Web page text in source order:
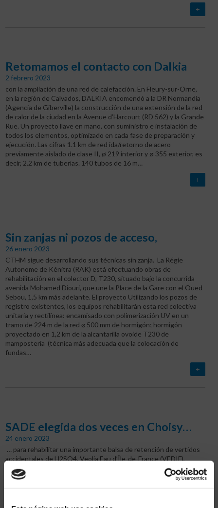
+
Retomamos el contacto con Dalkia
2 febrero 2023
con la ampliación de una red de calefacción. En Fleury-sur-Orne,
en la región de Calvados, DALKIA encomendó a la DR Normandía
(Agencia de Giberville) la construcción de una extensión de la red
de calor de la ciudad en la Avenue d’Harcourt (RD 562) y la Grande
Rue. Un proyecto llave en mano, con suministro e instalación de
todos los elementos, optimizado en cada fase de preparación y
ejecución. Las cifras 1.1 km de red ida/retorno de acero
previamente aislado de clase II, ø 219 interior y ø 355 exterior, es
decir, 2.2 km de tuberías. 140 tubos de 16 m…
+
Sin zanjas ni pozos de acceso,
26 enero 2023
CTHM sigue desarrollando sus técnicas sin zanja. La Régie
Autonome de Kénitra (RAK) está efectuando obras de
rehabilitación en el colector D, T230, situado bajo la concurrida
avenida Mohamed Diouri, que une la Place de la Gare con el Oued
Sebou, 1,5 km más adelante. El proyecto Utilizando los pozos de
registro existentes, los equipos rehabilitarán esta red colectiva
unitaria y rectilínea: encamisado con polimerización UV en un
tramo de 224 m de la red ⌀ 500 mm de hormigón; hormigón
proyectado en 1,2 km de la alcantarilla ovoide T230 de
mampostería (técnica más adecuada que la colocación de
fundas…
+
SADE elegida dos veces en Choisy…
24 enero 2023
… para rehabilitar una importante balsa de retención de vertidos
accidentales de H2SO4. Veolia Eau d’Île-de-France (VEDIF),
delegada por el Syndicat des Eaux de Île-de-France (SEDIF), no
sólo es responsable de la prestación del servicio público de agua
potable, sino también del mantenimiento de las infraestructuras.
Trabajos Especiales de la DR Ouest para utilizar el sistema